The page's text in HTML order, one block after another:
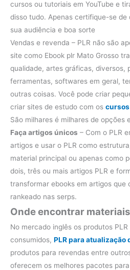
cursos ou tutoriais em YouTube e
disso tudo. Apenas certifique-se
sua audiência e boa sorte
Vendas e revenda – PLR não são
site como Ebook plr Mato Grosso
qualidade, artes gráficas, diversos,
ferramentas, softwares em geral,
outras coisas. Você pode criar
criar sites de estudo com os cursos
São milhares é milhares de opções
Faça artigos únicos – Com o PLR
artigos e usar o PLR como
material principal ou apenas como
dois, três ou mais artigos PLR e
transformar ebooks em artigos que
rankeado nas serps.
Onde encontrar materiais
No mercado inglês os produtos
consumidos, PLR para atualização
produtos para revendas entre
oferecem os melhores pacotes